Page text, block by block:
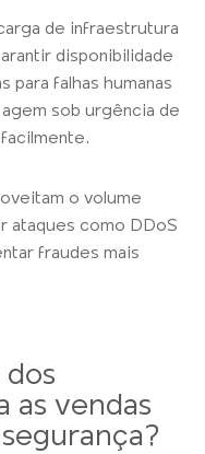
de infraestrutura
disponibilidade
para falhas humanas
sob urgência de
o volume
ataques como DDoS
fraudes mais
as vendas